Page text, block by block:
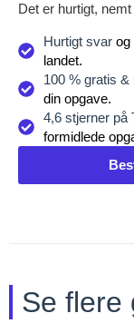
Det er hurtigt,
Hurtigt svarog
landet.
100 % gratis &
din opgave.
4,6 stjerner på
formidlede
Se flere